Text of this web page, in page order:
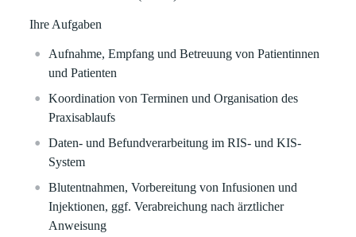
Ihre Aufgaben
Aufnahme, Empfang und Betreuung von Patientinnen
und Patienten
Koordination von Terminen und Organisation des
Praxisablaufs
Daten- und Befundverarbeitung im RIS- und KIS-
System
Blutentnahmen, Vorbereitung von Infusionen und
Injektionen, ggf. Verabreichung nach ärztlicher
Anweisung